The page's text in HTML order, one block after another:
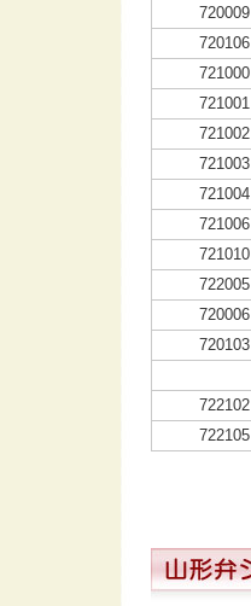
720009
720106
721000
721001
721002
721003
721004
721006
721010
722005
720006
720103
722102
722105